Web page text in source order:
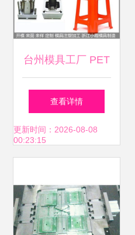
台州模具工厂 PET
塑料盘模具的专业
生产与加工全解析
查看详情
更新时间：2026-08-08
00:23:15